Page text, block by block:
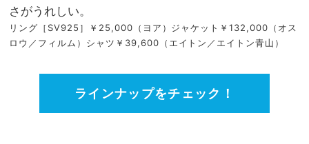
さがうれしい。
リング［SV925］￥25,000（ヨア）ジャケット￥132,000（オス
ロウ／フィルム）シャツ￥39,600（エイトン／エイトン青山）
ラインナップをチェック！